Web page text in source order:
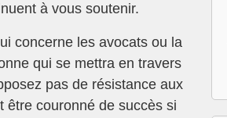
à vous soutenir.
concerne les avocats ou la
qui se mettra en travers
pas de résistance aux
être couronné de succès si